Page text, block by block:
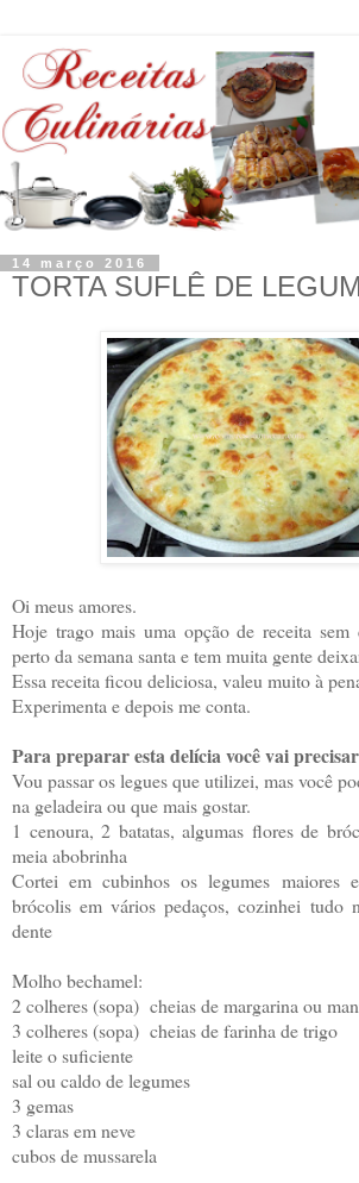
14 março 2016
TORTA SUFLÊ DE
Oi meus amores.
Hoje trago mais uma opção de receita sem
perto da semana santa e tem muita gente
Essa receita ficou deliciosa, valeu muito à
Experimenta e depois me conta.
Para preparar esta delícia você vai
Vou passar os legues que utilizei, mas você
na geladeira ou que mais gostar.
1 cenoura, 2 batatas, algumas flores de
meia abobrinha
Cortei em cubinhos os legumes
brócolis em vários pedaços, cozinhei tudo
dente
Molho bechamel:
2 colheres (sopa) cheias de margarina ou
3 colheres (sopa) cheias de farinha de trigo
leite o suficiente
sal ou caldo de legumes
3 gemas
3 claras em neve
cubos de mussarela